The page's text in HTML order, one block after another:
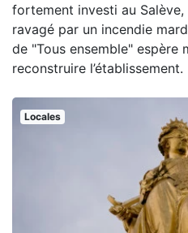
fortement investi au
ravagé par un incendie
de "Tous ensemble" espère
reconstruire l’établissement.
Locales